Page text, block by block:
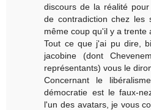
discours de la réalité
de contradiction chez les
même coup qu'il y a trente
Tout ce que j'ai pu dire,
jacobine (dont
représentants) vous le
Concernant le
démocratie est le faux-
l'un des avatars, je vous